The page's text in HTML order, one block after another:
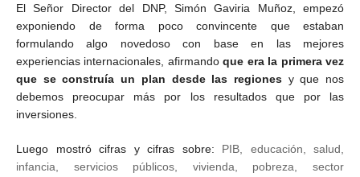
El Señor Director del DNP, Simón Gaviria Muñoz, empezó
exponiendo de forma poco convincente que estaban
formulando algo novedoso con base en las mejores
experiencias internacionales, afirmandoque era la primera vez
que se construía un plan desde las regionesy que nos
debemos preocupar más por los resultados que por las
inversiones.
Luego mostró cifras y cifras sobre: PIB, educación, salud,
infancia, servicios públicos, vivienda, pobreza, sector